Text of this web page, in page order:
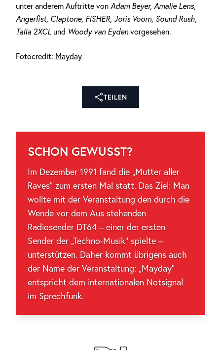
unter anderem Auftritte von Adam Beyer, Amalie Lens,
Angerfist, Claptone, FISHER, Joris Voorn, Sound Rush,
Talla 2XCL und Woody van Eydenvorgesehen.
Fotocredit: Mayday
TEILEN
SCHON GEWUSST?
Im Dezember 1991 fand die „Mutter aller
Raves“ zum ersten Mal statt. Das Ziel: Man
wollte mit der Veranstaltung den durch die
Wende vor dem Aus stehenden
Radiosender DT64 – einer der ersten
Sender der „Techno-Musik“ spielte –
unterstützen. Daher kommt übrigens auch
der Name der Veranstaltung: „Mayday“
entspricht dem internationalen Notsignal
im Sprechfunk.